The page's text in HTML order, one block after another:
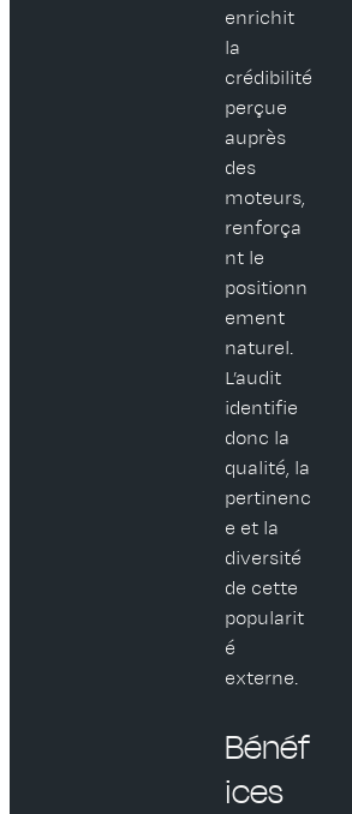
enrichit
la
crédibilité
perçue
auprès
des
moteurs,
renforça
nt le
positionn
ement
naturel.
L’audit
identifie
donc la
qualité, la
pertinenc
e et la
diversité
de cette
popularit
é
externe.
Bénéf
ices